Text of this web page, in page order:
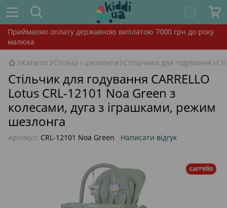
Приймаємо оплату державною виплатою 7000 грн до року
малюка
Каталог Стільці і шезлонги Стільчики для годування
Стільчик для годування CARRELLO
Lotus CRL-12101 Noa Green з
колесами, дуга з іграшками, режим
шезлонга
Артикул: CRL-12101 Noa Green Написати відгук